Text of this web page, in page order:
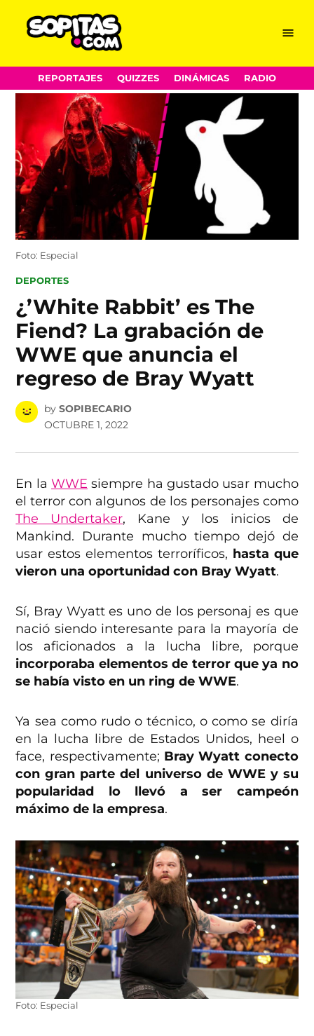
Skip
to
content
Menu
REPORTAJES QUIZZES DINÁMICAS RADIO
Foto: Especial
POSTED
DEPORTES
¿’White Rabbit’ es The
Fiend? La grabación de
WWE que anuncia el
regreso de Bray Wyatt
by SOPIBECARIO
OCTUBRE 1, 2022
En laWWE siempre ha gustado usar mucho
el terror con algunos de los personajes como
The Undertaker, Kane y los inicios de
Mankind. Durante mucho tiempo dejó de
usar estos elementos terroríficos, hasta que
vieron una oportunidad con Bray Wyatt.
Sí, Bray Wyatt es uno de los personaj es que
nació siendo interesante para la mayoría de
los aficionados a la lucha libre, porque
incorporaba elementos de terror que ya no
se había visto en un ring de WWE.
Ya sea como rudo o técnico, o como se diría
en la lucha libre de Estados Unidos, heel o
face, respectivamente; Bray Wyatt conecto
con gran parte del universo de WWE y su
popularidad lo llevó a ser campeón
máximo de la empresa.
Foto: Especial